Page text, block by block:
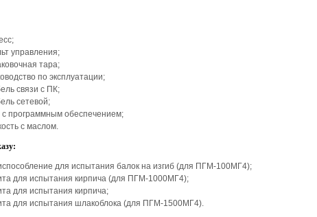
управления;
тара;
по эксплуатации;
связи с ПК;
сетевой;
с программным обеспечением;
с маслом.
для испытания балок на изгиб (для ПГМ-100МГ4);
для испытания кирпича (для ПГМ-1000МГ4);
для испытания кирпича;
для испытания шлакоблока (для ПГМ-1500МГ4).